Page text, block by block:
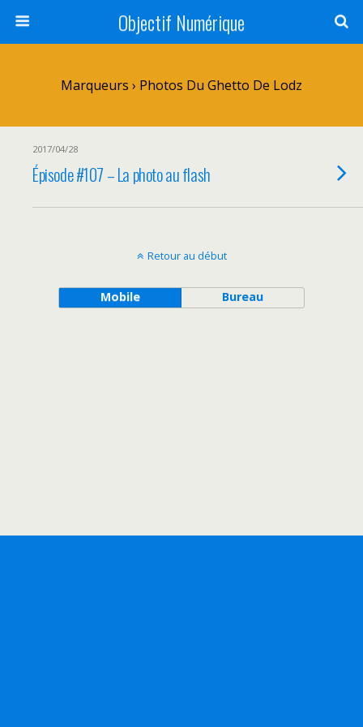
Objectif Numérique
Marqueurs › Photos Du Ghetto De Lodz
2017/04/28
Épisode #107 – La photo au flash
Retour au début
Mobile Bureau